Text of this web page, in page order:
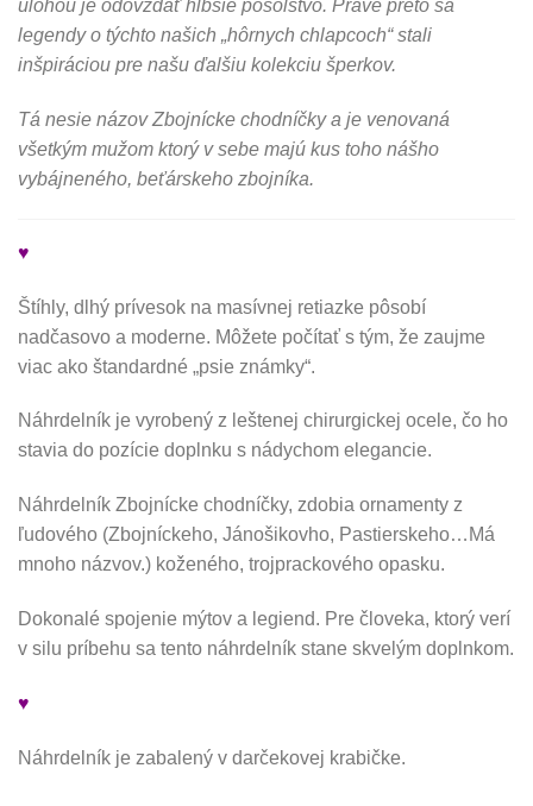
úlohou je odovzdať hlbšie posolstvo. Práve preto sa
legendy o týchto našich „hôrnych chlapcoch“ stali
inšpiráciou pre našu ďalšiu kolekciu šperkov.
Tá nesie názov Zbojnícke chodníčky a je venovaná
všetkým mužom ktorý v sebe majú kus toho nášho
vybájneného, beťárskeho zbojníka.
♥
Štíhly, dlhý prívesok na masívnej retiazke pôsobí
nadčasovo a moderne. Môžete počítať s tým, že zaujme
viac ako štandardné „psie známky“.
Náhrdelník je vyrobený z leštenej chirurgickej ocele, čo ho
stavia do pozície doplnku s nádychom elegancie.
Náhrdelník Zbojnícke chodníčky, zdobia ornamenty z
ľudového (Zbojníckeho, Jánošikovho, Pastierskeho…Má
mnoho názvov.) koženého, trojprackového opasku.
Dokonalé spojenie mýtov a legiend. Pre človeka, ktorý verí
v silu príbehu sa tento náhrdelník stane skvelým doplnkom.
♥
Náhrdelník je zabalený v darčekovej krabičke.